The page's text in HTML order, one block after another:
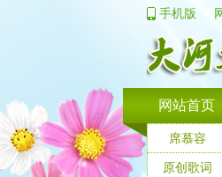
手机版
网站首页
席慕容
原创歌词